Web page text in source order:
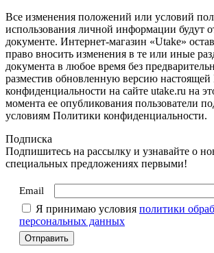
Все изменения положений или условий
использования личной информации будут
документе. Интернет-магазин «Utake»
право вносить изменения в те или иные
документа в любое время без
разместив обновленную версию
конфиденциальности на сайте utake.ru на
момента ее опубликования пользователи
условиям Политики конфиденциальности.
Подписка
Подпишитесь на рассылку и узнавайте о
специальных предложениях первыми!
Email
Я принимаю условия политики
персональных данных